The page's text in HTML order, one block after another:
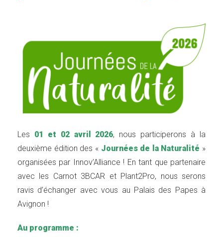
Les 01 et 02 avril 2026, nous participerons à la
deuxième édition des « Journées de la Naturalité »
organisées par Innov’Alliance ​​! En tant que partenaire
avec les Carnot 3BCAR et Plant2Pro, nous serons
ravis d’échanger avec vous au Palais des Papes à
Avignon !
Au programme :